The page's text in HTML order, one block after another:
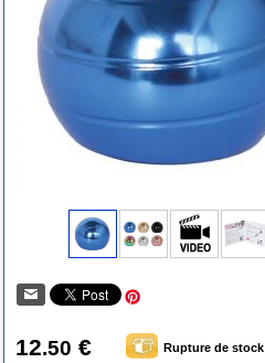
12.50 € Rupture de stock